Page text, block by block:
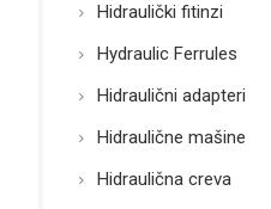
Hidraulički fitinzi
Hydraulic Ferrules
Hidraulični adapteri
Hidraulične mašine
Hidraulična creva